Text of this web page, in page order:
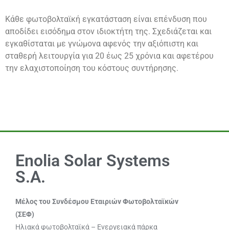
Κάθε φωτοβολταϊκή εγκατάσταση είναι επένδυση που
αποδίδει εισόδημα στον ιδιοκτήτη της. Σχεδιάζεται και
εγκαθίσταται με γνώμονα αφενός την αξιόπιστη και
σταθερή λειτουργία για 20 έως 25 χρόνια και αφετέρου
την ελαχιστοποίηση του κόστους συντήρησης.
Enolia Solar Systems
S.A.
Μέλος του Συνδέσμου Εταιριών Φωτοβολταϊκών
(ΣΕΦ)
Ηλιακά φωτοβολταϊκά – Ενεργειακά πάρκα